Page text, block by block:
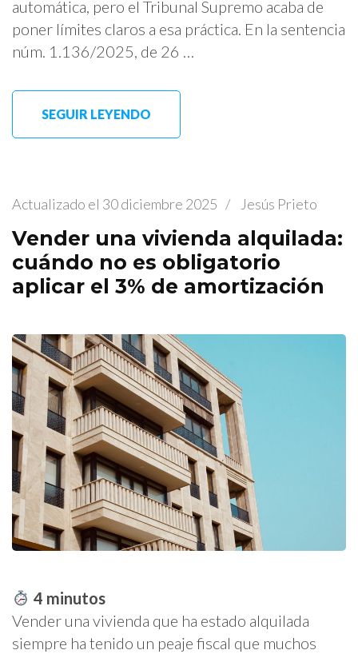
automática, pero el Tribunal Supremo acaba de
poner límites claros a esa práctica. En la sentencia
núm. 1.136/2025, de 26 …
SEGUIR LEYENDO
Actualizado el 30 diciembre 2025 / Jesús Prieto
Vender una vivienda alquilada:
cuándo no es obligatorio
aplicar el 3% de amortización
4 minutos
Vender una vivienda que ha estado alquilada
siempre ha tenido un peaje fiscal que muchos